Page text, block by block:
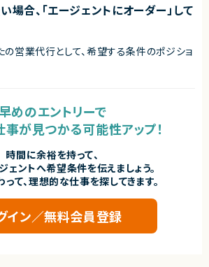
合、「エージェントにオーダー」して
営業代行として、希望する条件のポジショ
早めのエントリーで
が見つかる可能性アップ！
時間に余裕を持って、
ェントへ希望条件を伝えましょう。
て、理想的な仕事を探してきます。
イン／無料会員登録